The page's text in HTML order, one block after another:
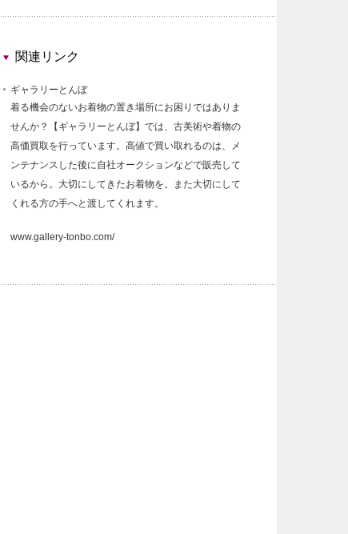
関連リンク
ギャラリーとんぼ
着る機会のないお着物の置き場所にお困りではありま
せんか？【ギャラリーとんぼ】では、古美術や着物の
高価買取を行っています。高値で買い取れるのは、メ
ンテナンスした後に自社オークションなどで販売して
いるから。大切にしてきたお着物を。また大切にして
くれる方の手へと渡してくれます。
www.gallery-tonbo.com/